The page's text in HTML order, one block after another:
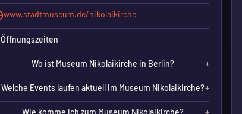
www.stadtmuseum.de/nikolaikirche
Öffnungszeiten
Wo ist Museum Nikolaikirche in Berlin? +
Welche Events laufen aktuell im Museum Nikolaikirche?+
Wie komme ich zum Museum Nikolaikirche? +